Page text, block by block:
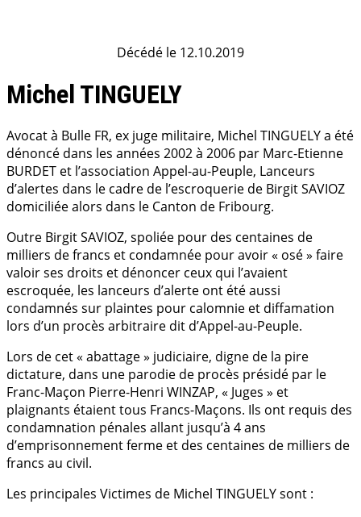
Décédé le 12.10.2019
Michel TINGUELY
Avocat à Bulle FR, ex juge militaire, Michel TINGUELY a été
dénoncé dans les années 2002 à 2006 par Marc-Etienne
BURDET et l’association Appel-au-Peuple, Lanceurs
d’alertes dans le cadre de l’escroquerie de Birgit SAVIOZ
domiciliée alors dans le Canton de Fribourg.
Outre Birgit SAVIOZ, spoliée pour des centaines de
milliers de francs et condamnée pour avoir « osé » faire
valoir ses droits et dénoncer ceux qui l’avaient
escroquée, les lanceurs d’alerte ont été aussi
condamnés sur plaintes pour calomnie et diffamation
lors d’un procès arbitraire dit d’Appel-au-Peuple.
Lors de cet « abattage » judiciaire, digne de la pire
dictature, dans une parodie de procès présidé par le
Franc-Maçon Pierre-Henri WINZAP, « Juges » et
plaignants étaient tous Francs-Maçons. Ils ont requis des
condamnation pénales allant jusqu’à 4 ans
d’emprisonnement ferme et des centaines de milliers de
francs au civil.
Les principales Victimes de Michel TINGUELY sont :